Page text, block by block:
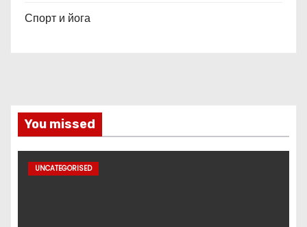
Спорт и йога
You missed
UNCATEGORISED